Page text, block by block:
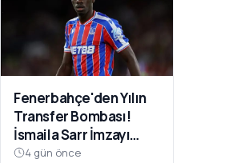
Fenerbahçe'den Yılın
Transfer Bombası!
İsmaila Sarr İmzayı
Atıyor
4 gün önce